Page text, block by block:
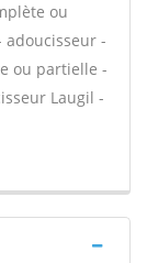
ou
-
ou partielle -
Laugil -